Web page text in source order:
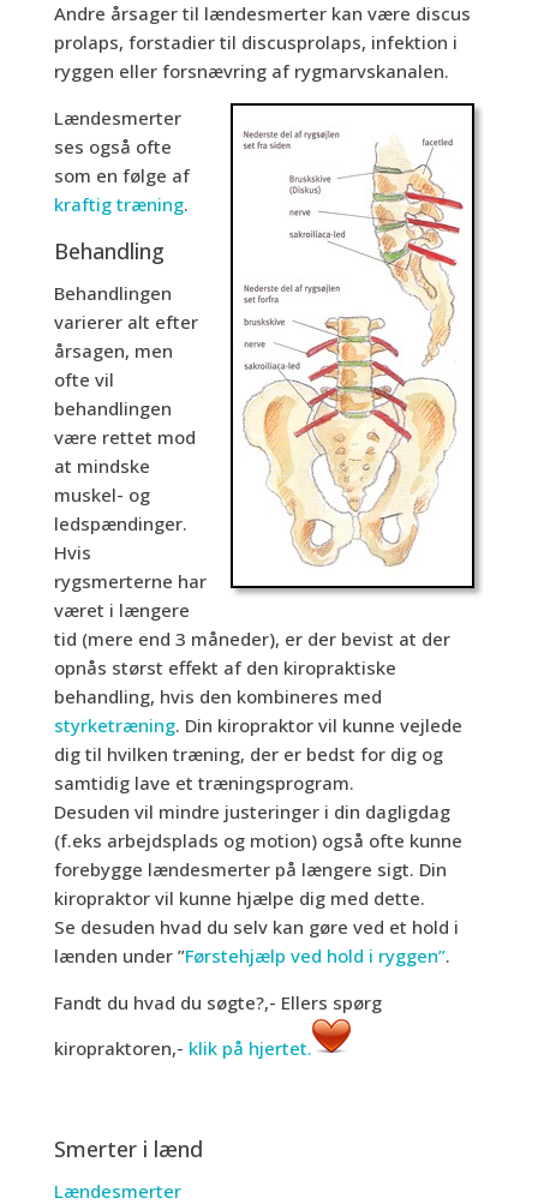
Andre årsager til lændesmerter kan være discus
prolaps, forstadier til discusprolaps, infektion i
ryggen eller forsnævring af rygmarvskanalen.
Lændesmerter
ses også ofte
som en følge af
kraftig træning.
Behandling
Behandlingen
varierer alt efter
årsagen, men
ofte vil
behandlingen
være rettet mod
at mindske
muskel- og
ledspændinger.
Hvis
rygsmerterne har
været i længere
tid (mere end 3 måneder), er der bevist at der
opnås størst effekt af den kiropraktiske
behandling, hvis den kombineres med
styrketræning. Din kiropraktor vil kunne vejlede
dig til hvilken træning, der er bedst for dig og
samtidig lave et træningsprogram.
Desuden vil mindre justeringer i din dagligdag
(f.eks arbejdsplads og motion) også ofte kunne
forebygge lændesmerter på længere sigt. Din
kiropraktor vil kunne hjælpe dig med dette.
Se desuden hvad du selv kan gøre ved et hold i
lænden under ”Førstehjælp ved hold i ryggen”.
Fandt du hvad du søgte?,- Ellers spørg
kiropraktoren,- klik på hjertet.
Smerter i lænd
Lændesmerter